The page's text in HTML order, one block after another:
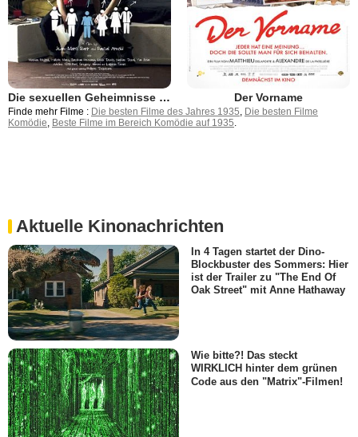
Die sexuellen Geheimnisse einer Familie Der Vorname
Finde mehr Filme : Die besten Filme des Jahres 1935, Die besten Filme
Komödie, Beste Filme im Bereich Komödie auf 1935.
Aktuelle Kinonachrichten
In 4 Tagen startet der Dino-
Blockbuster des Sommers: Hier
ist der Trailer zu "The End Of
Oak Street" mit Anne Hathaway
Wie bitte?! Das steckt
WIRKLICH hinter dem grünen
Code aus den "Matrix"-Filmen!